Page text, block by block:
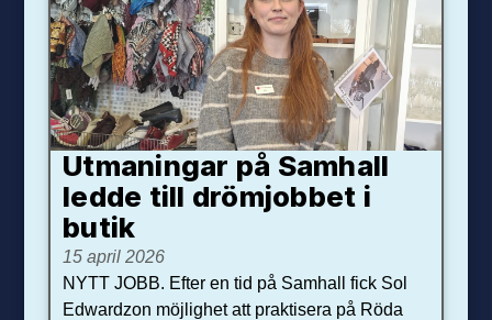
Utmaningar på Sam­hall
ledde till dröm­jobbet i
butik
15 april 2026
NYTT JOBB. Efter en tid på Samhall fick Sol
Edwardzon möjlighet att praktisera på Röda